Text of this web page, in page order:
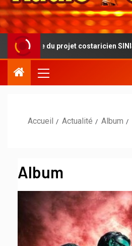
costaricien SINISTRA
Accueil Actualité Album
Album